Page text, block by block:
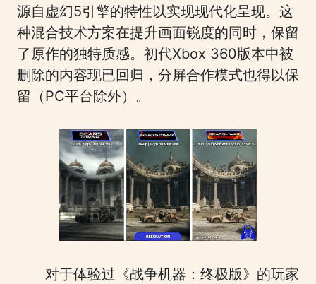
源自虚幻5引擎的特性以实现现代化呈现。这
种混合技术方案在提升画面锐度的同时，保留
了原作的独特质感。初代Xbox 360版本中被
删除的内容现已回归，分屏合作模式也得以保
留（PC平台除外）。
对于体验过《战争机器：终极版》的玩家